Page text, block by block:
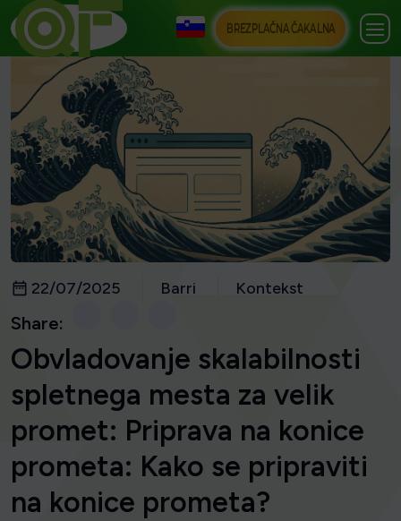
BREZPLAČNA ČAKALNA
22/07/2025 Barri Kontekst
Share:
Obvladovanje skalabilnosti
spletnega mesta za velik
promet: Priprava na konice
prometa: Kako se pripraviti
na konice prometa?